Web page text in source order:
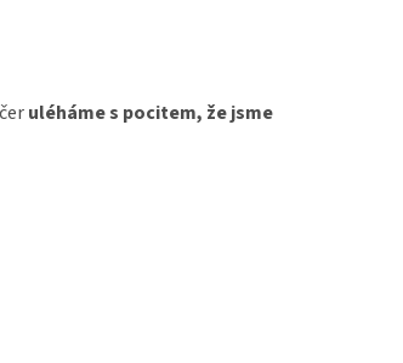
uléháme s pocitem, že jsme